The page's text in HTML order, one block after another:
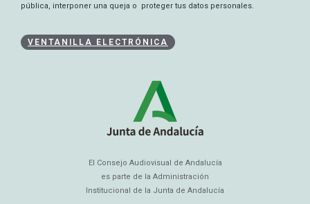
pública, interponer una queja o proteger tus datos personales.
VENTANILLA ELECTRÓNICA
El Consejo Audiovisual de Andalucía
es parte de la Administración
Institucional de la Junta de Andalucía